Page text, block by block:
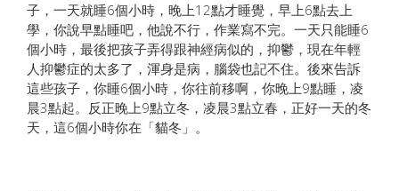
子，一天就睡6個小時，晚上12點才睡覺，早上6點去上
學，你說早點睡吧，他說不行，作業寫不完。一天只能睡6
個小時，最後把孩子弄得跟神經病似的，抑鬱，現在年輕
人抑鬱症的太多了，渾身是病，腦袋也記不住。後來告訴
這些孩子，你睡6個小時，你往前移啊，你晚上9點睡，凌
晨3點起。反正晚上9點立冬，凌晨3點立春，正好一天的冬
天，這6個小時你在「貓冬」。